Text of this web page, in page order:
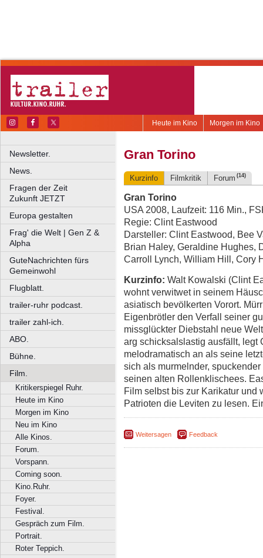
Morgen im Kino
Heute im Kino
Newsletter.
News.
Fragen der Zeit
Zukunft JETZT
Europa gestalten
Frag' die Welt | Gen Z &
Alpha
GuteNachrichten fürs
Gemeinwohl
Flugblatt.
trailer-ruhr podcast.
trailer zahl-ich.
ABO.
Bühne.
Film.
Kritikerspiegel Ruhr.
Heute im Kino
Morgen im Kino
Neu im Kino
Alle Kinos.
Forum.
Vorspann.
Coming soon.
Kino.Ruhr.
Foyer.
Festival.
Gespräch zum Film.
Portrait.
Roter Teppich.
Gran Torino
Kurzinfo Filmkritik Forum (14)
Gran Torino
USA 2008, Laufzeit: 116 Min.,
Regie: Clint Eastwood
Darsteller: Clint Eastwood, Bee
Brian Haley, Geraldine Hughes,
Carroll Lynch, William Hill, Cory
Kurzinfo: Walt Kowalski (Clint
wohnt verwitwet in seinem
asiatisch bevölkerten Vorort.
Eigenbrötler den Verfall seiner
missglückter Diebstahl neue
arg schicksalslastig ausfällt,
melodramatisch an als seine
sich als murmelnder,
seinen alten Rollenklischees.
Film selbst bis zur Karikatur
Patrioten die Leviten zu lesen.
Weitersagen Feedback